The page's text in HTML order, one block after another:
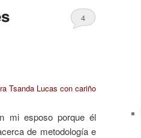
4
Tsanda Lucas con cariño
mi esposo porque él
de metodología e